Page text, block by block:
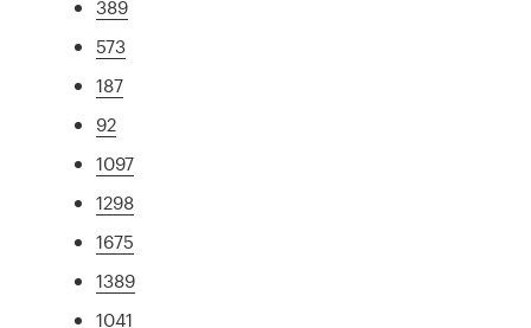
389
573
187
92
1097
1298
1675
1389
1041